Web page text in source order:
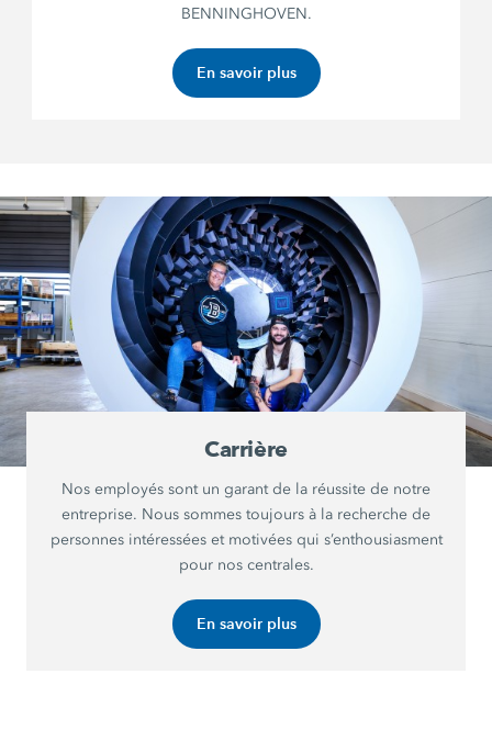
BENNINGHOVEN.
En savoir plus
Carrière
Nos employés sont un garant de la réussite de notre
entreprise. Nous sommes toujours à la recherche de
personnes intéressées et motivées qui s’enthousiasment
pour nos centrales.
En savoir plus